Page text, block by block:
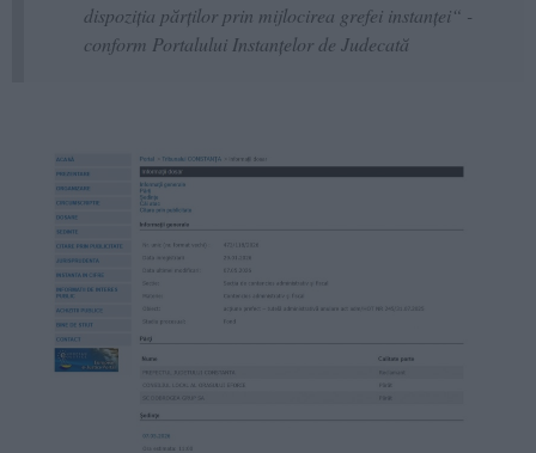
dispoziţia părţilor prin mijlocirea grefei instanţei“ -
conform Portalului Instanțelor de Judecată